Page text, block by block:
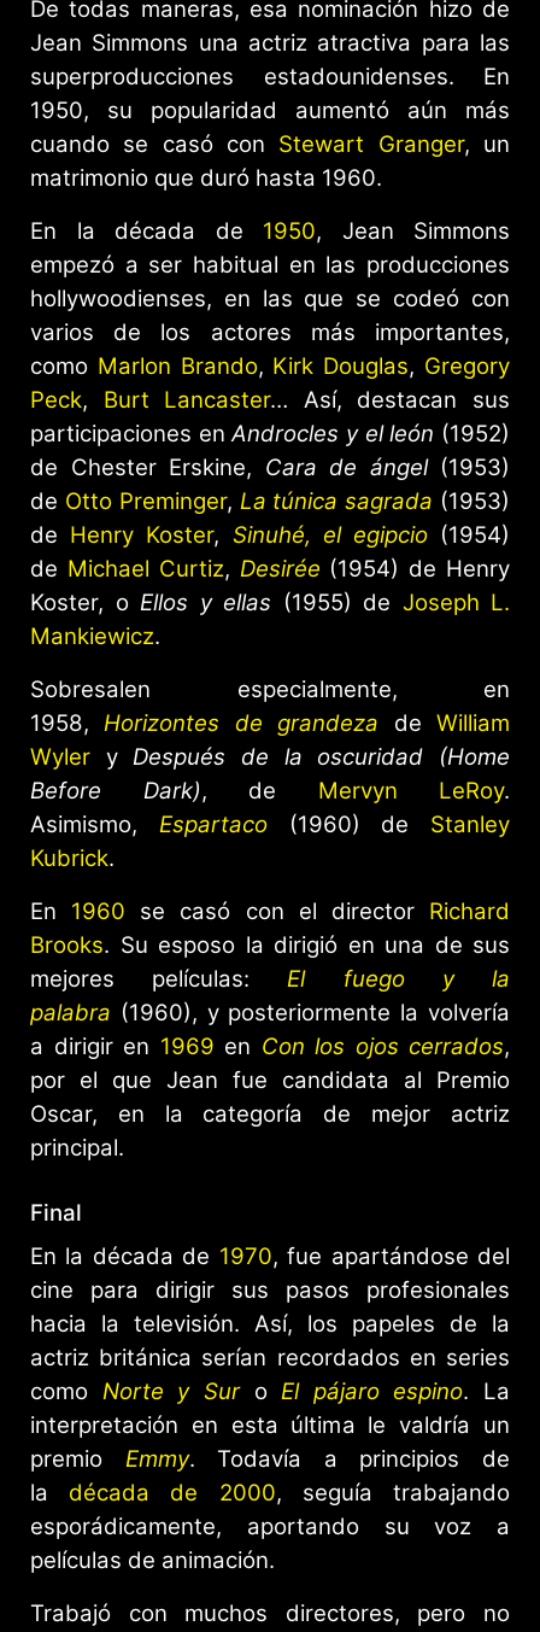
De todas maneras, esa nominación hizo de
Jean Simmons una actriz atractiva para las
superproducciones estadounidenses. En
1950, su popularidad aumentó aún más
cuando se casó con Stewart Granger, un
matrimonio que duró hasta 1960.
En la década de 1950, Jean Simmons
empezó a ser habitual en las producciones
hollywoodienses, en las que se codeó con
varios de los actores más importantes,
como Marlon Brando, Kirk Douglas, Gregory
Peck, Burt Lancaster… Así, destacan sus
participaciones enAndrocles y el león (1952)
de Chester Erskine, Cara de ángel(1953)
de Otto Preminger, La túnica sagrada (1953)
de Henry Koster, Sinuhé, el egipcio(1954)
de Michael Curtiz, Desirée (1954) de Henry
Koster, o Ellos y ellas (1955) de Joseph L.
Mankiewicz.
Sobresalen especialmente, en
1958,Horizontes de grandeza deWilliam
Wyler yDespués de la oscuridad (Home
Before Dark), de Mervyn LeRoy.
Asimismo, Espartaco(1960) de Stanley
Kubrick.
En 1960 se casó con el director Richard
Brooks. Su esposo la dirigió en una de sus
mejores películas:El fuego y la
palabra (1960), y posteriormente la volvería
a dirigir en 1969 en Con los ojos cerrados,
por el que Jean fue candidata al Premio
Oscar, en la categoría de mejor actriz
principal.
Final
En la década de 1970, fue apartándose del
cine para dirigir sus pasos profesionales
hacia la televisión. Así, los papeles de la
actriz británica serían recordados en series
como Norte y SuroEl pájaro espino. La
interpretación en esta última le valdría un
premio Emmy. Todavía a principios de
la década de 2000, seguía trabajando
esporádicamente, aportando su voz a
películas de animación.
Trabajó con muchos directores, pero no